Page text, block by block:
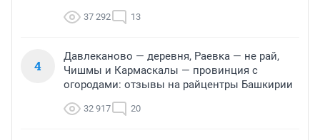
37 292 13
4
Давлеканово — деревня, Раевка — не рай,
Чишмы и Кармаскалы — провинция с
огородами: отзывы на райцентры Башкирии
32 917 20